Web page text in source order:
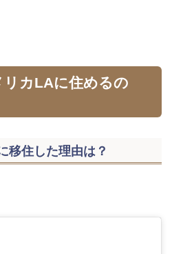
リカLAに住めるの
移住した理由は？